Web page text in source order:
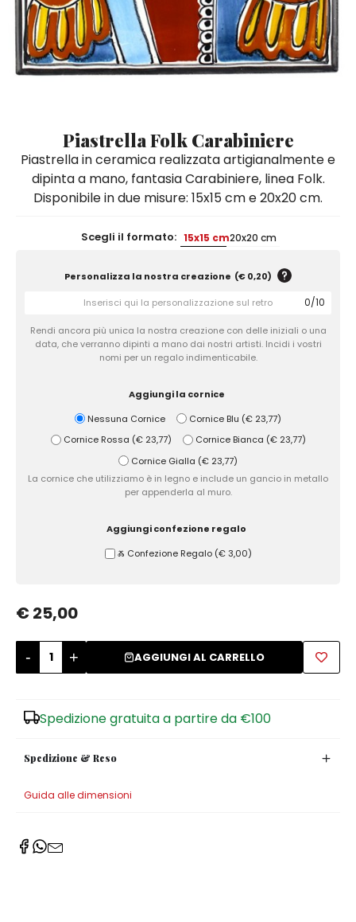
Piastrella Folk Carabiniere
Piastrella in ceramica realizzata artigianalmente e
dipinta a mano, fantasia Carabiniere, linea Folk.
Disponibile in due misure: 15x15 cm e 20x20 cm.
Scegli il formato: 15x15 cm20x20 cm
Personalizza la nostra creazione (€ 0,20)
0/10
Rendi ancora più unica la nostra creazione con delle iniziali o una
data, che verranno dipinti a mano dai nostri artisti. Incidi i vostri
nomi per un regalo indimenticabile.
Aggiungi la cornice
Nessuna Cornice
Cornice Blu (€ 23,77)
Cornice Rossa (€ 23,77) Cornice Bianca (€ 23,77)
Cornice Gialla (€ 23,77)
La cornice che utilizziamo è in legno e include un gancio in metallo
per appenderla al muro.
Aggiungi confezione regalo
Ⰶ Confezione Regalo (€ 3,00)
€ 25,00
- + AGGIUNGI AL CARRELLO
Spedizione gratuita a partire da €100
Spedizione & Reso
Guida alle dimensioni
Quadri e Pannelli per Pareti
Vasi
Scatole
Tegamini
Tozzetti
Portatovaglioli
Sale e Pepe - Olio e Aceto
Secchielli Portaghiaccio
Set Sushi
Sottopentola & Sottobottiglia
Tazzine da Caffè con Piattino
Tegami e Zuppiere
De Simone per Giusina
Tozzetti
Vasi Mignon
Secchielli Portaghiaccio
Servizi di Piatti
Set Sushi
Tazzine da Caffè con Piattino
Tegami e Zuppiere
Teiere
Tovagliette Americane & Sottopiatti
Secchielli Portaghiaccio
Servizi di Piatti
Set Sushi
Tazzine da Caffè con Piattino
Tegami e Zuppiere
Teiere
Tovagliette Americane & Sottopiatti